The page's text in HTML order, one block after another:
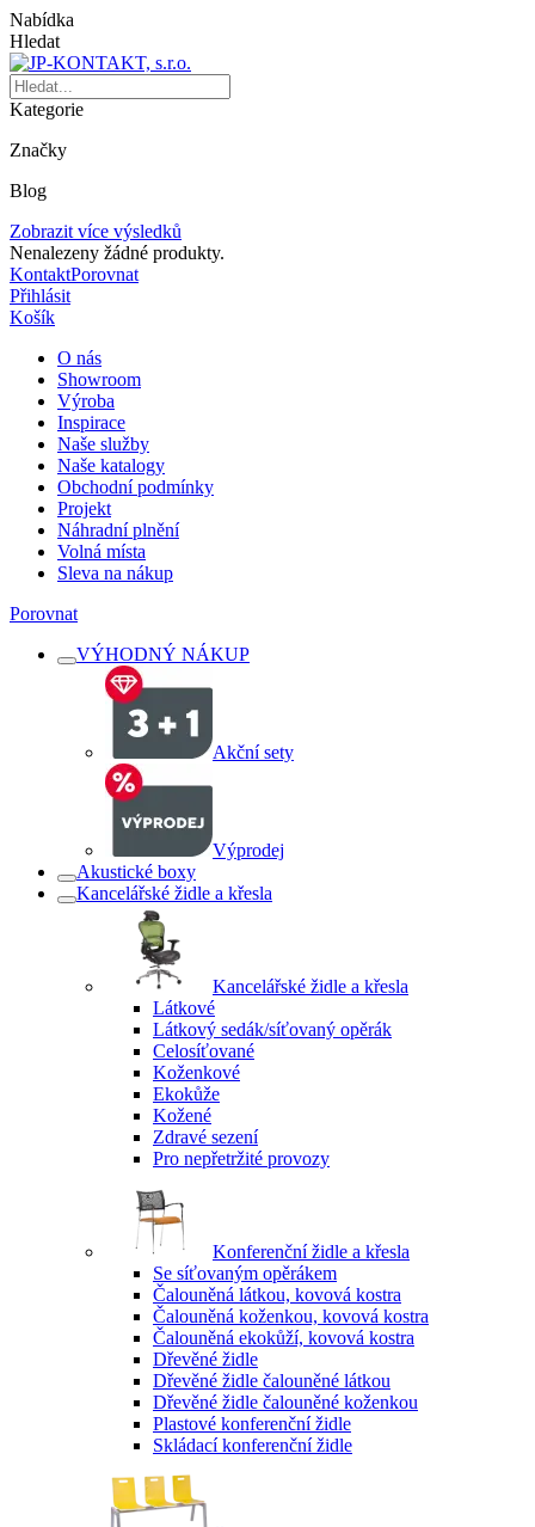
Nabídka
Hledat
Kategorie
Značky
Blog
Zobrazit více výsledků
Nenalezeny žádné produkty.
KontaktPorovnat
Přihlásit
Košík
O nás
Showroom
Výroba
Inspirace
Naše služby
Naše katalogy
Obchodní podmínky
Projekt
Náhradní plnění
Volná místa
Sleva na nákup
Porovnat
VÝHODNÝ NÁKUP
Akční sety
Výprodej
Akustické boxy
Kancelářské židle a křesla
Kancelářské židle a křesla
Látkové
Látkový sedák/síťovaný opěrák
Celosíťované
Koženkové
Ekokůže
Kožené
Zdravé sezení
Pro nepřetržité provozy
Konferenční židle a křesla
Se síťovaným opěrákem
Čalouněná látkou, kovová kostra
Čalouněná koženkou, kovová kostra
Čalouněná ekokůží, kovová kostra
Dřevěné židle
Dřevěné židle čalouněné látkou
Dřevěné židle čalouněné koženkou
Plastové konferenční židle
Skládací konferenční židle